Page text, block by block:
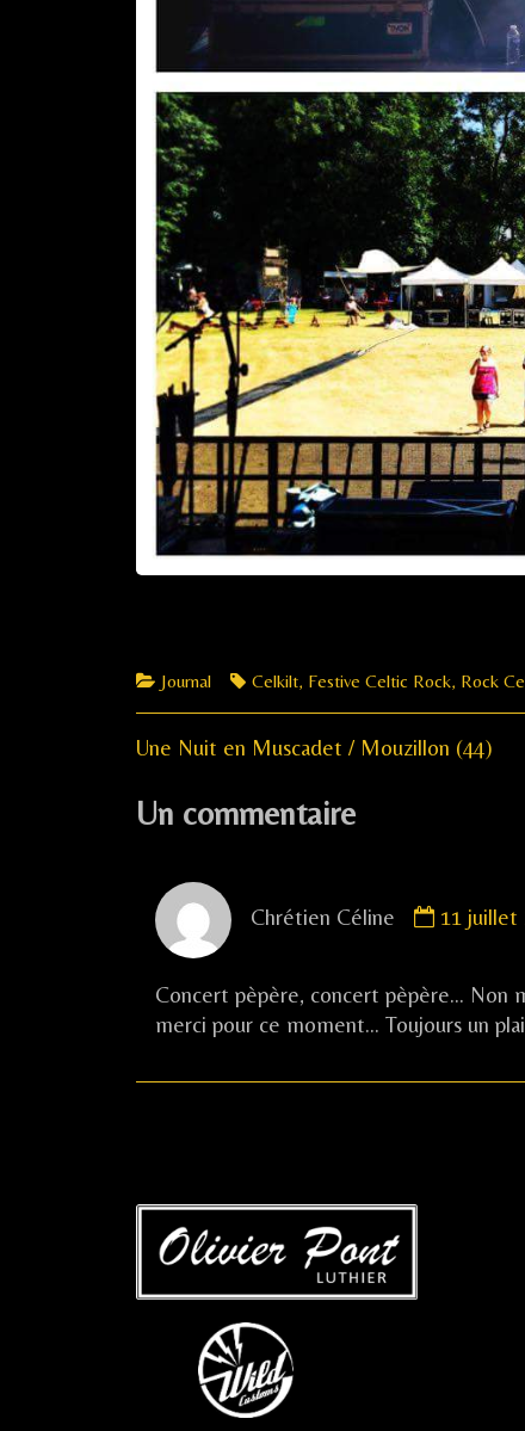
Categories
Journal Tags
Celkilt, Festive Celtic Rock, Rock
Navigation
de
Previous
Une Nuit en Muscadet / Mouzillon (44)
Un commentaire
Chrétien Céline
by
Céline
published
11 juillet
Concert pèpère, concert pèpère… Non
merci pour ce moment… Toujours un